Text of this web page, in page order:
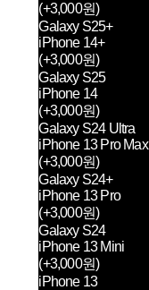
(+3,000원)
Galaxy S25+
iPhone 14+
(+3,000원)
Galaxy S25
iPhone 14
(+3,000원)
Galaxy S24 Ultra
iPhone 13 Pro Max
(+3,000원)
Galaxy S24+
iPhone 13 Pro
(+3,000원)
Galaxy S24
iPhone 13 Mini
(+3,000원)
iPhone 13